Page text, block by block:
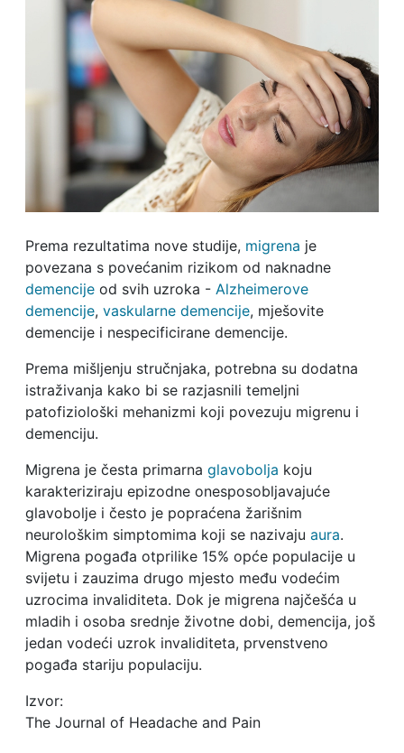
Prema rezultatima nove studije, migrena je
povezana s povećanim rizikom od naknadne
demencijeod svih uzroka - Alzheimerove
demencije, vaskularne demencije, mješovite
demencije i nespecificirane demencije.
Prema mišljenju stručnjaka, potrebna su dodatna
istraživanja kako bi se razjasnili temeljni
patofiziološki mehanizmi koji povezuju migrenu i
demenciju.
Migrena je česta primarna glavobolja koju
karakteriziraju epizodne onesposobljavajuće
glavobolje i često je popraćena žarišnim
neurološkim simptomima koji se nazivaju aura.
Migrena pogađa otprilike 15% opće populacije u
svijetu i zauzima drugo mjesto među vodećim
uzrocima invaliditeta. Dok je migrena najčešća u
mladih i osoba srednje životne dobi, demencija, još
jedan vodeći uzrok invaliditeta, prvenstveno
pogađa stariju populaciju.
Izvor:
The Journal of Headache and Pain